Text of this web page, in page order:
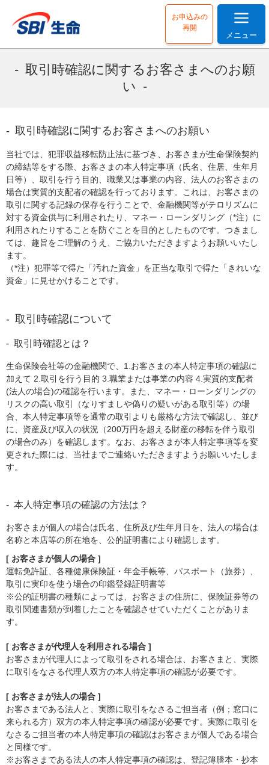
お申込みの
再開
メニュー
取引時確認に関するお客さまへのお願
い
取引時確認に関するお客さまへのお願い
当社では、犯罪収益移転防止法に基づき、お客さまが生命保険契約
の締結等をする際、お客さまの本人特定事項（氏名、住居、生年月
日等）、取引を行う目的、職業又は事業の内容、法人のお客さまの
場合は実質的支配者の確認を行っております。これは、お客さまの
取引に関する記録の保存を行うことで、金融機関等がテロリズムに
対する資金供与に利用されたり、マネー・ローンダリング（*注）に
利用されたりすることを防ぐことを目的としたものです。つきまし
ては、趣旨をご理解のうえ、ご協力いただきますようお願いいたし
ます。
（*注）犯罪等で得た「汚れた資金」を正当な取引で得た「きれいな
資金」に見せかけることです。
取引時確認について
取引時確認とは？
生命保険会社等の金融機関で、1.お客さまの本人特定事項の確認に
加えて 2.取引を行う目的 3.職業または事業の内容 4.実質的支配者
(法人の場合)の確認を行います。また、マネー・ローンダリングの
リスクの高い取引（なりすましや偽りの疑いがある取引等）の場
合、本人特定事項等を通常の取引よりも厳格な方法で確認し、並び
に、資産及び収入の状況（200万円を超える財産の移転を伴う取引
の場合のみ）を確認します。なお、お客さまが本人特定事項等を変
更された際には、当社までご連絡いただきますようお願いいたしま
す。
本人特定事項の確認の方法は？
お客さまが個人の場合は氏名、住所及び生年月日を、法人の場合は
名称と本店等の所在地を、公的証明書により確認します。
[ お客さまが個人の場合 ]
運転免許証、各種健康保険証・年金手帳等、パスポート（旅券）、
取引に実印を使う場合の印鑑登録証明書等
※公的証明書の種類によっては、お客さまの住所に、保険証券等の
取引関連書類が到着したことを確認させていただくことがありま
す。
[ お客さまが代理人を利用される場合 ]
お客さまが代理人によって取引をされる場合は、お客さまと、実際
に取引をなさる代理人双方の本人特定事項の確認が必要です。
[ お客さまが法人の場合 ]
お客さまである法人と、実際に取引をなさるご担当者（例；窓口に
来られる方）双方の本人特定事項の確認が必要です。実際に取引を
なさるご担当者の本人特定事項の確認はお客さまが個人である場合
と同様です。
※お客さまである法人の本人特定事項の確認は、登記簿謄本・抄本